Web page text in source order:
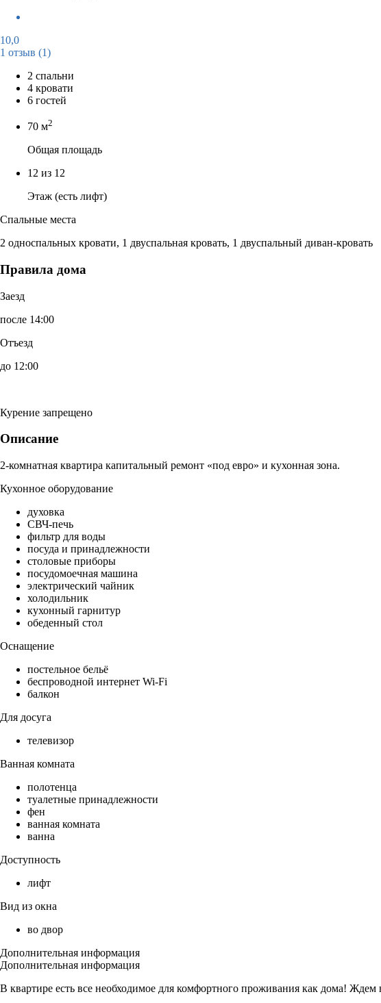
10,0
1 отзыв (1)
2 спальни
4 кровати
6 гостей
70 м2
Общая площадь
12 из 12
Этаж (есть лифт)
Спальные места
2 односпальных кровати, 1 двуспальная кровать, 1 двуспальный диван-кровать
Правила дома
Заезд
после 14:00
Отъезд
до 12:00
Курение запрещено
Описание
2-комнатная квартира капитальный ремонт «под евро» и кухонная зона.
Кухонное оборудование
духовка
СВЧ-печь
фильтр для воды
посуда и принадлежности
столовые приборы
посудомоечная машина
электрический чайник
холодильник
кухонный гарнитур
обеденный стол
Оснащение
постельное бельё
беспроводной интернет Wi-Fi
балкон
Для досуга
телевизор
Ванная комната
полотенца
туалетные принадлежности
фен
ванная комната
ванна
Доступность
лифт
Вид из окна
во двор
Дополнительная информация
Дополнительная информация
В квартире есть все необходимое для комфортного проживания как дома!